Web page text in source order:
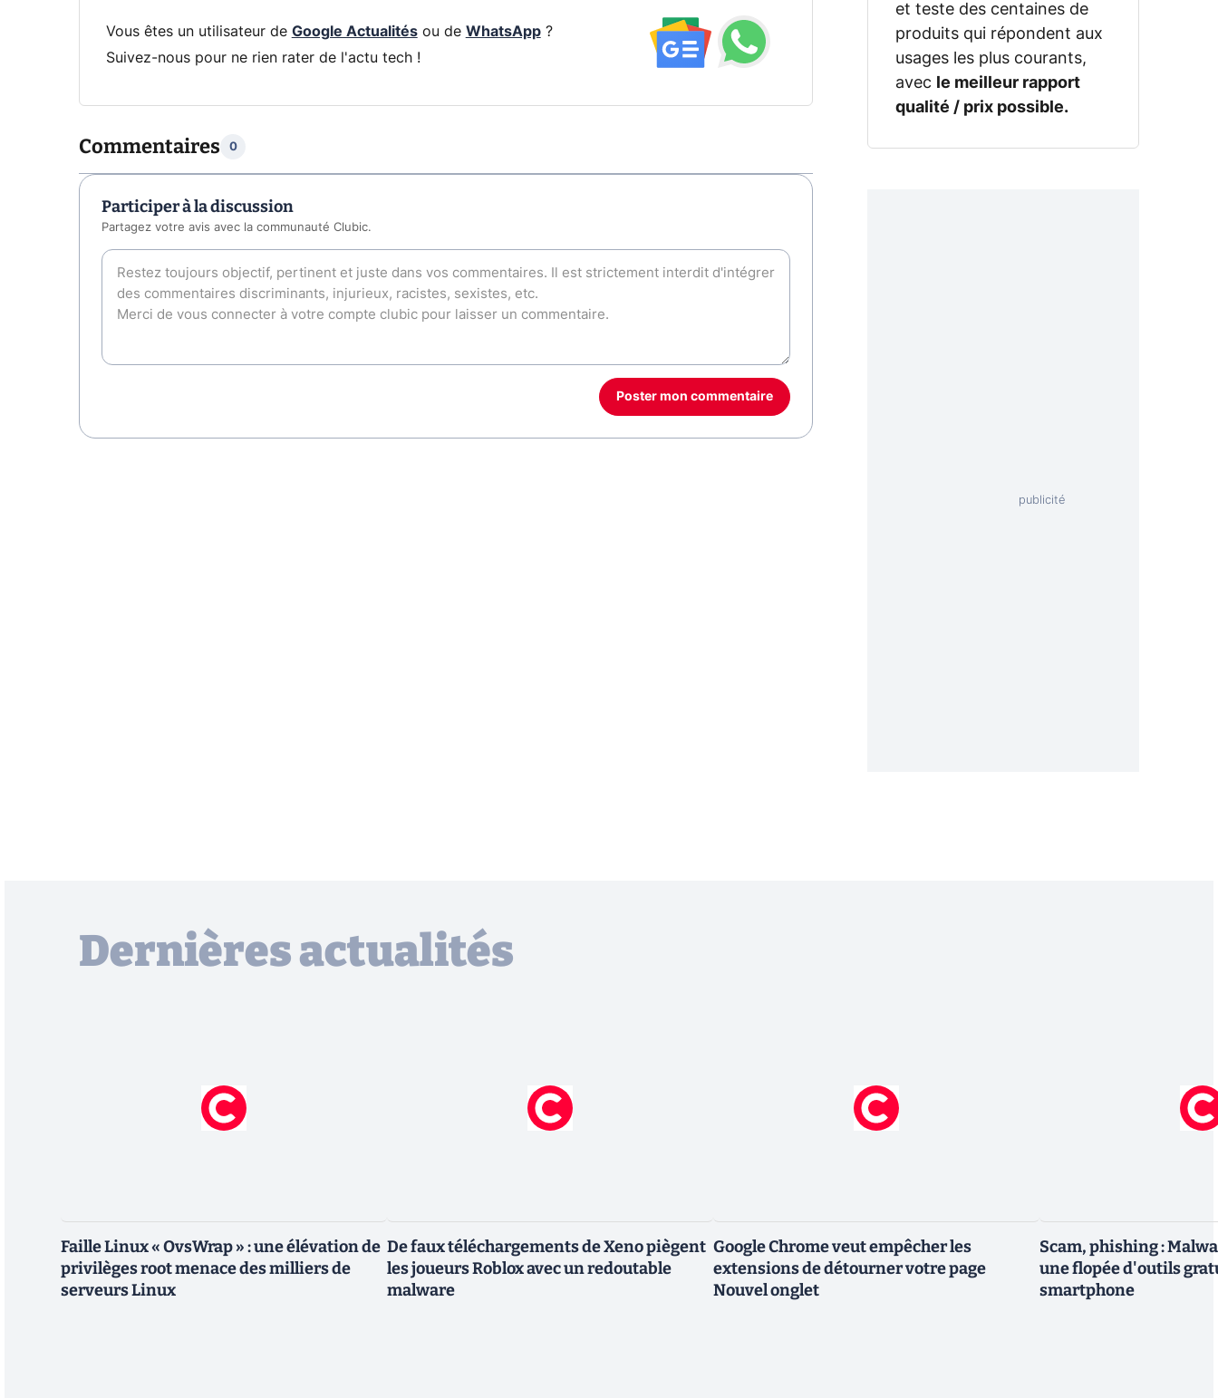
Vous êtes un utilisateur de Google Actualitésou de WhatsApp?
Suivez-nous pour ne rien rater de l'actu tech !
Commentaires 0
Participer à la discussion
Partagez votre avis avec la communauté Clubic.
Poster mon commentaire
et teste des centaines de
produits qui répondent aux
usages les plus courants,
avec
le meilleur rapport
qualité / prix possible.
Dernières actualités
Faille Linux « OvsWrap » : une élévation de
privilèges root menace des milliers de
serveurs Linux
De faux téléchargements de Xeno piègent
les joueurs Roblox avec un redoutable
malware
Google Chrome veut empêcher les
extensions de détourner votre page
Nouvel onglet
Scam, phishing :
une flopée d'outils
smartphone